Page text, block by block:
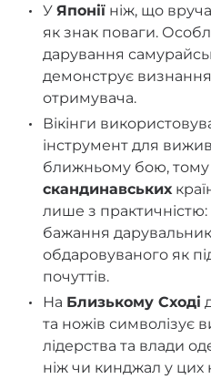
У Японії ніж, що
як знак поваги.
дарування
демонструє
отримувача.
Вікінги
інструмент для
ближньому бою,
скандинавських
лише з
бажання
обдаровуваного як
почуттів.
На Близькому Сході
та ножів символізує
лідерства та влади
ніж чи кинджал у